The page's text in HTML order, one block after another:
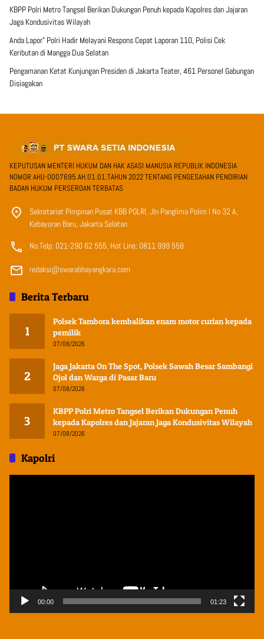
KBPP Polri Metro Tangsel Berikan Dukungan Penuh kepada Kapolres dan Jajaran
Jaga Kondusivitas Wilayah
Anda Lapor” Polri Hadir Melayani Respons Cepat Laporan 110, Polisi Cek
Keributan di Mangga Dua Selatan
Pengamanan Ketat Kunjungan Presiden di Jakarta Teater, 461 Personel Gabungan
Disiagakan
KEPUTUSAN MENTERI HUKUM DAN HAK ASASI MANUSIA REPUBLIK INDONESIA
NOMOR AHU-0007695.AH.01.01.TAHUN 2022 TENTANG PENGESAHAN PENDIRIAN
BADAN HUKUM PERSEROAN TERBATAS
Sekretariat Pimpinan Pusat KBB POLRI, Jln Panglima Polim I No 32 A,
Kebayoran Baru, Jakarta Selatan
No.Telp: 021-290 62 555, Hot Line: 0811 999 558
redaksi@swarabhayangkara.com
Berita Terbaru
1
Polsek Tambora kembalikan enam motor curian kepada
pemilik
07/08/2026
2
Jaga Jakarta On The Spot, Polsek Sawah Besar Sambangi
Ojol dan Warga di Pasar Baru
07/08/2026
3
KBPP Polri Metro Tangsel Berikan Dukungan Penuh
kepada Kapolres dan Jajaran Jaga Kondusivitas Wilayah
07/08/2026
Kapolri
00:00 01:23